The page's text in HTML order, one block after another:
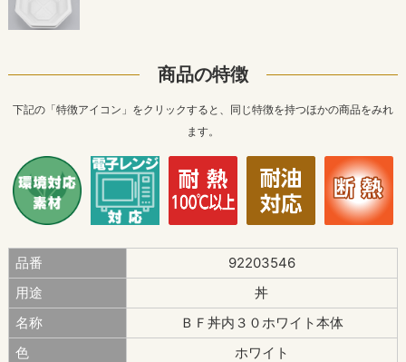
商品の特徴
下記の「特徴アイコン」をクリックすると、同じ特徴を持つほかの商品をみれ
ます。
品番
92203546
用途
丼
名称
ＢＦ丼内３０ホワイト本体
色
ホワイト